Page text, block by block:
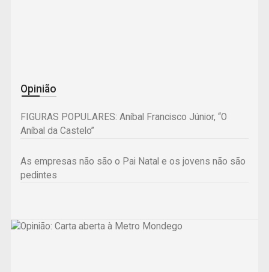
Desporto
CDL arrecada oito pódios no Torneio Cidade de
Coimbra
Summer Cup continua a ser um ponto de encontro no
voleibol
profundo”
Opinião
FIGURAS POPULARES: Aníbal Francisco Júnior, “O
Aníbal da Castelo”
As empresas não são o Pai Natal e os jovens não são
pedintes